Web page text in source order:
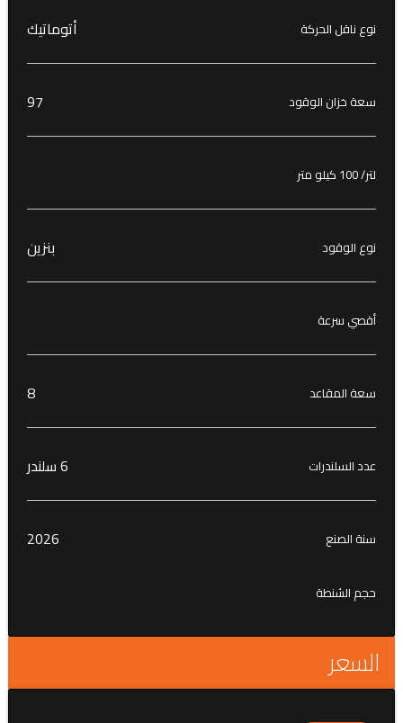
نوع ناقل الحركة أتوماتيك
سعة خزان الوقود 97
لتر/ 100 كيلو متر
نوع الوقود بنزين
أقصي سرعة
سعة المقاعد 8
عدد السلندرات 6 سلندر
سنة الصنع 2026
حجم الشنطة
السعر